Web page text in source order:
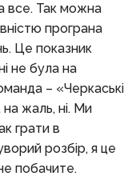
все. Так можна
програна
Це показник
не була на
– «Черкаські
жаль, ні. Ми
грати в
розбір, я це
побачите.